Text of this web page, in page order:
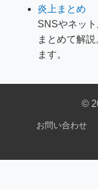
炎上まとめ
SNSやネッ
まとめて解
ます。
©
お問い合わせ